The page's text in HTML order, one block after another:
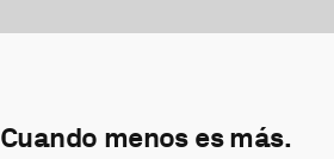
Cuando menos es más.